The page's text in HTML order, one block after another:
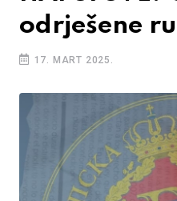
odrješene
17. MART 2025.